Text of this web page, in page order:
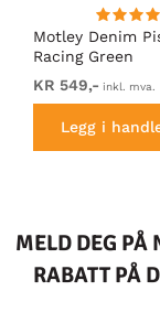
Motley Denim
Racing Green
KR 549,- inkl. mva.
Legg i
MELD DEG PÅ
RABATT PÅ